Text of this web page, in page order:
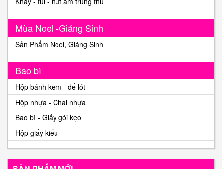
Khay - túi - hút ẩm trung thu
Mùa Noel -Giáng Sinh
Sản Phẩm Noel, Giáng Sinh
Bao bì
Hộp bánh kem - đế lót
Hộp nhựa - Chai nhựa
Bao bì - Giấy gói kẹo
Hộp giấy kiểu